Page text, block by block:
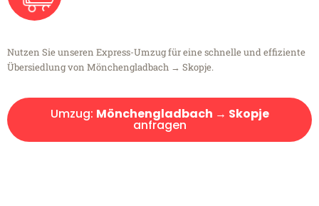
Nutzen Sie unseren Express-Umzug für eine schnelle und effiziente
Übersiedlung von Mönchengladbach → Skopje.
Umzug: Mönchengladbach → Skopje
anfragen